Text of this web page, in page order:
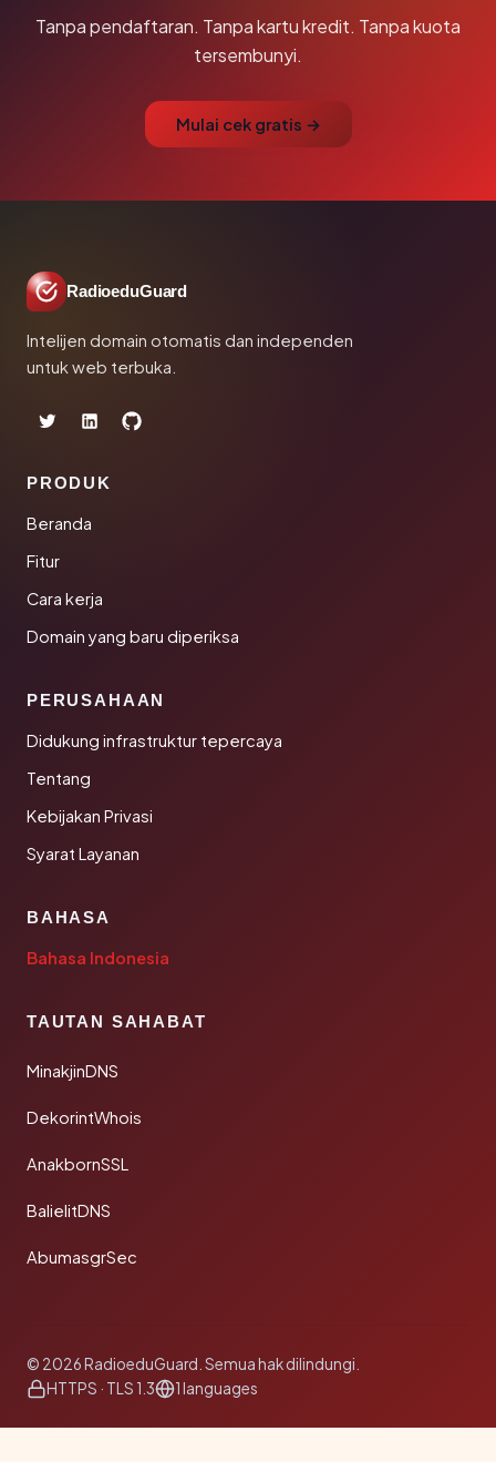
Tanpa pendaftaran. Tanpa kartu kredit. Tanpa kuota
tersembunyi.
Mulai cek gratis →
RadioeduGuard
Intelijen domain otomatis dan independen
untuk web terbuka.
PRODUK
Beranda
Fitur
Cara kerja
Domain yang baru diperiksa
PERUSAHAAN
Didukung infrastruktur tepercaya
Tentang
Kebijakan Privasi
Syarat Layanan
BAHASA
Bahasa Indonesia
TAUTAN SAHABAT
MinakjinDNS
DekorintWhois
AnakbornSSL
BalielitDNS
AbumasgrSec
© 2026 RadioeduGuard. Semua hak dilindungi.
HTTPS · TLS 1.3
1 languages